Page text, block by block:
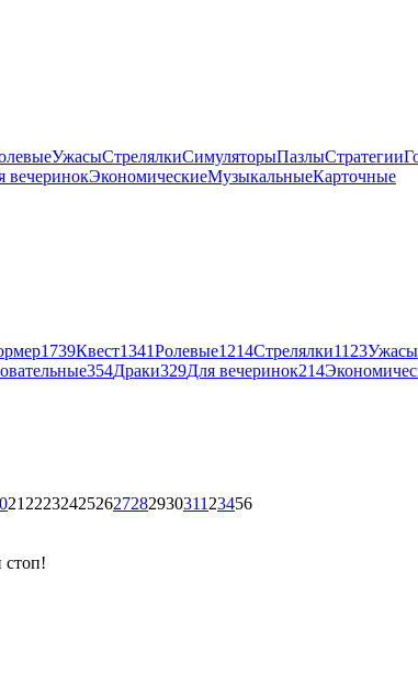
УжасыСтрелялкиСимуляторыПазлыСтратегии
вечеринокЭкономическиеМузыкальныеКарточные
1739Квест1341Ролевые1214Стрелялки1123Ужасы
354Драки329Для вечеринок214
21 222324252627282930311 23456
стоп!